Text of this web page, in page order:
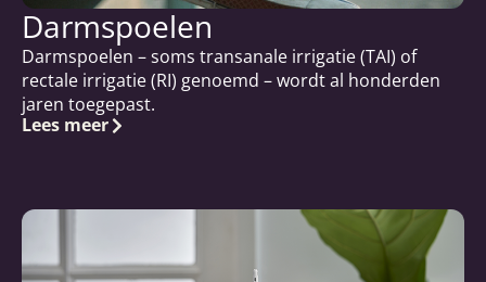
Darmspoelen
Darmspoelen – soms transanale irrigatie (TAI) of
rectale irrigatie (RI) genoemd – wordt al honderden
jaren toegepast.
Lees meer